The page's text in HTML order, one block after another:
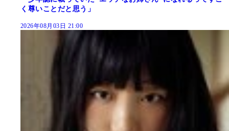
く尊いことだと思う」
2026年08月03日 21:00